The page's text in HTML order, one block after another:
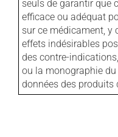
seuls de garantir que
efficace ou adéquat
sur ce médicament, y
effets indésirables
des contre-
ou la monographie
données des produits